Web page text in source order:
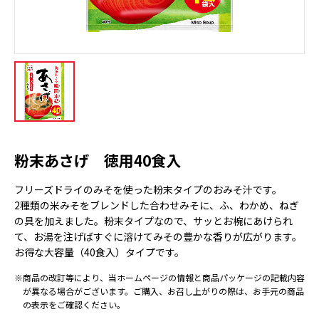
粉末あさげ 徳用40食入
フリーズドライのみそを使った粉末タイプのおみそ汁です。
2種類の米みそをブレンドした合わせみそに、ふ、わかめ、ねぎ
の具を加えました。粉末タイプなので、サッとお椀にあけられ
て、お湯を注げばすぐに溶けてみその豊かな香りが広がります。
お得な大容量（40食入）タイプです。
※商品の改訂等により、当ホームページの情報と商品パッケージの記載内容
が異なる場合がございます。ご購入、お召し上がりの際は、お手元の商品
の表示をご確認ください。